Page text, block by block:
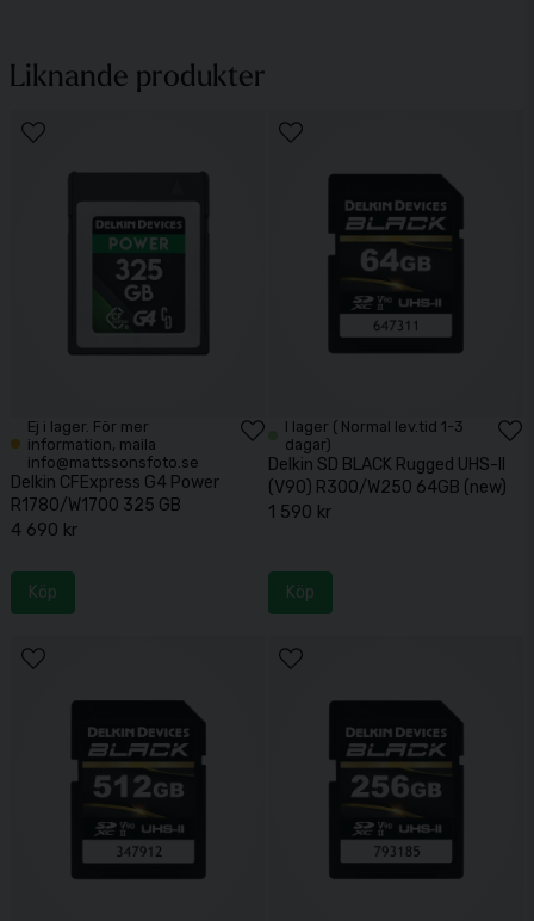
Liknande produkter
Ej i lager. För mer
information, maila
info@mattssonsfoto.se
Delkin CFExpress G4 Power
R1780/W1700 325 GB
4 690 kr
Köp
I lager ( Normal lev.tid 1-3
dagar)
Delkin SD BLACK Rugged UHS-II
(V90) R300/W250 64GB (new)
1 590 kr
Köp